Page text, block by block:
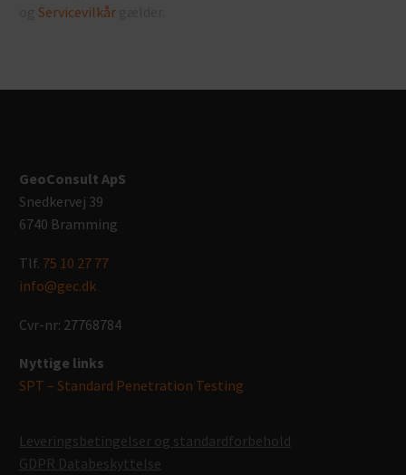
Servicevilkår
GeoConsult ApS
Snedkervej 39
6740 Bramming
Tlf. 75 10 27 77
info@gec.dk
Cvr-nr: 27768784
Nyttige links
SPT – Standard Penetration Testing
Leveringsbetingelser og standardforbehold
GDPR Databeskyttelse